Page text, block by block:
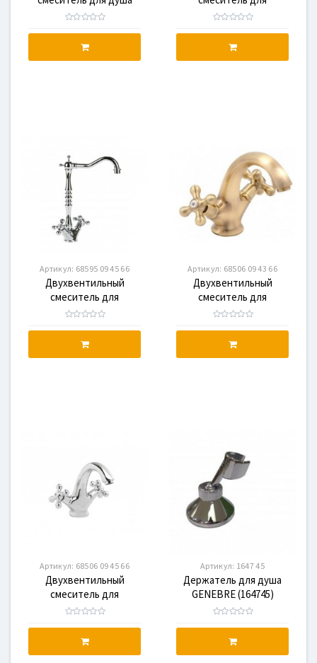
GENEBRE NRC c
(68531 09 45 66)
кухонной раковины
43 66)
Артикул: 68595 09 45 66
Двухвентильный
смеситель для
кухонной раковины
45 66)
Артикул: 68506 09 43 66
Двухвентильный
смеситель для
раковины GENEBRE NRC
Артикул: 68506 09 45 66
Двухвентильный
смеситель для
раковины GENEBRE NRC
Артикул: 1647 45
Держатель для душа
GENEBRE (164745)